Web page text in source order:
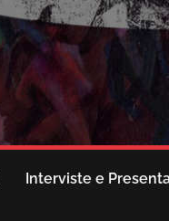
Interviste e